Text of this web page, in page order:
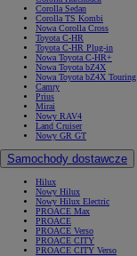
Corolla Sedan
Corolla TS Kombi
Nowa Corolla Cross
Toyota C-HR
Toyota C-HR Plug-in
Nowa Toyota C-HR+
Nowa Toyota bZ4X
Nowa Toyota bZ4X Touring
Camry
Prius
Mirai
Nowy RAV4
Land Cruiser
Nowy GR GT
Samochody dostawcze
Hilux
Nowy Hilux
Nowy Hilux Electric
PROACE Max
PROACE
PROACE Verso
PROACE CITY
PROACE CITY Verso